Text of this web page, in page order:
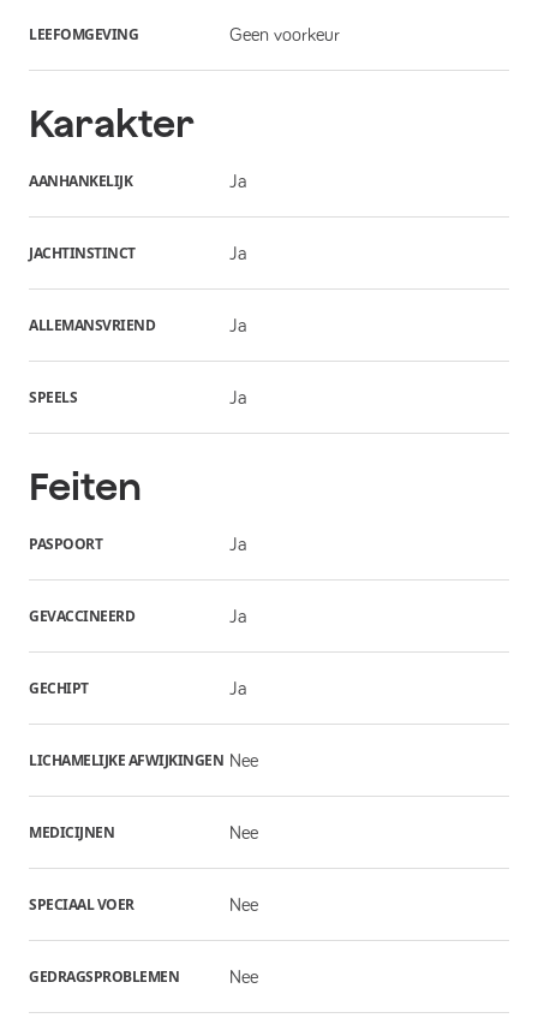
LEEFOMGEVING Geen voorkeur
Karakter
AANHANKELIJK Ja
JACHTINSTINCT Ja
ALLEMANSVRIEND Ja
SPEELS Ja
Feiten
PASPOORT Ja
GEVACCINEERD Ja
GECHIPT Ja
LICHAMELIJKE AFWIJKINGEN Nee
MEDICIJNEN Nee
SPECIAAL VOER Nee
GEDRAGSPROBLEMEN Nee